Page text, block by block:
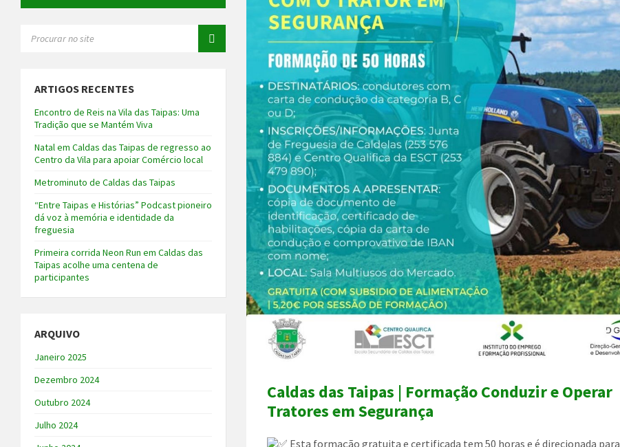
Caldas das Taipas | Formação Conduzir e Operar
Tratores em Segurança
Esta formação gratuita e certificada tem 50 horas e é direcionada para
ARTIGOS RECENTES
Encontro de Reis na Vila das Taipas: Uma
Tradição que se Mantém Viva
Natal em Caldas das Taipas de regresso ao
Centro da Vila para apoiar Comércio local
Metrominuto de Caldas das Taipas
“Entre Taipas e Histórias” Podcast pioneiro
dá voz à memória e identidade da
freguesia
Primeira corrida Neon Run em Caldas das
Taipas acolhe uma centena de
participantes
ARQUIVO
Janeiro 2025
Dezembro 2024
Outubro 2024
Julho 2024